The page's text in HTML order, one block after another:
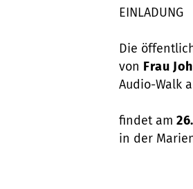
EINLADUNG
Die
von Frau
Audio-Walk
findet am
in der